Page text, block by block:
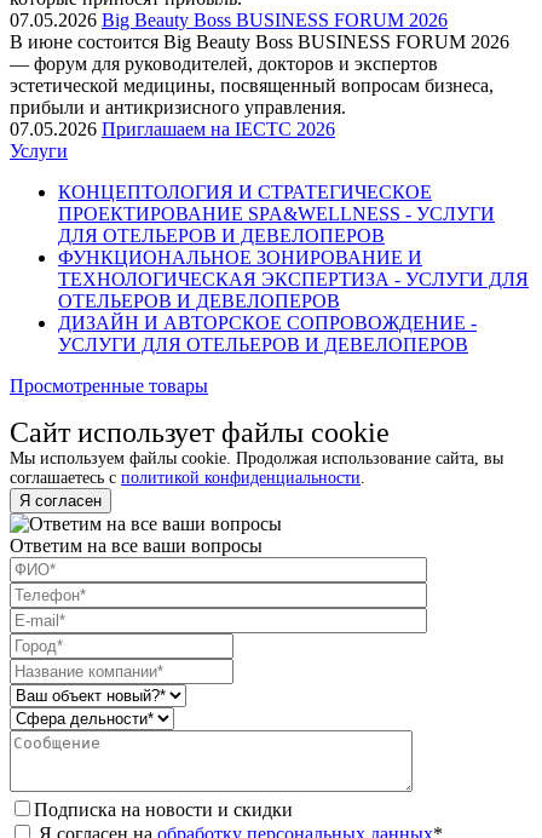
07.05.2026 Big Beauty Boss BUSINESS FORUM 2026
В июне состоится Big Beauty Boss BUSINESS FORUM 2026
— форум для руководителей, докторов и экспертов
эстетической медицины, посвященный вопросам бизнеса,
прибыли и антикризисного управления.
07.05.2026 Приглашаем на IECTC 2026
Услуги
КОНЦЕПТОЛОГИЯ И СТРАТЕГИЧЕСКОЕ
ПРОЕКТИРОВАНИЕ SPA&WELLNESS - УСЛУГИ
ДЛЯ ОТЕЛЬЕРОВ И ДЕВЕЛОПЕРОВ
ФУНКЦИОНАЛЬНОЕ ЗОНИРОВАНИЕ И
ТЕХНОЛОГИЧЕСКАЯ ЭКСПЕРТИЗА - УСЛУГИ ДЛЯ
ОТЕЛЬЕРОВ И ДЕВЕЛОПЕРОВ
ДИЗАЙН И АВТОРСКОЕ СОПРОВОЖДЕНИЕ -
УСЛУГИ ДЛЯ ОТЕЛЬЕРОВ И ДЕВЕЛОПЕРОВ
Просмотренные товары
Сайт использует файлы cookie
Мы используем файлы cookie. Продолжая использование сайта, вы
соглашаетесь с политикой конфиденциальности.
Я согласен
Ответим на все ваши вопросы
Подписка на новости и скидки